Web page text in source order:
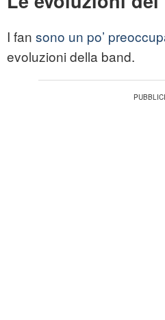
I fan sono un po’
evoluzioni della band.